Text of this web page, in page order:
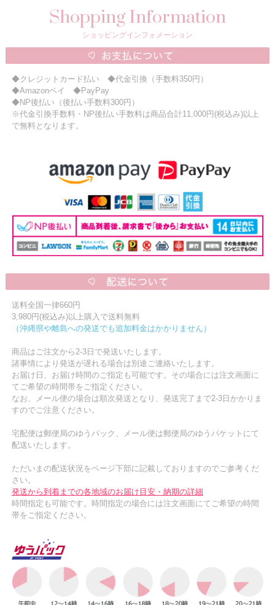
Shopping Information
ショッピングインフォメーション
◆クレジットカード払い ◆代金引換（手数料350円）
◆Amazonペイ ◆PayPay
◆NP後払い（後払い手数料300円）
※代金引換手数料・NP後払い手数料は商品合計11,000円(税込み)以上
で無料となります。
送料全国一律660円
3,980円(税込み)以上購入で送料無料
（沖縄県や離島への発送でも追加料金はかかりません）
商品はご注文から2-3日で発送いたします。
諸事情により発送が遅れる場合は別途ご連絡いたします。
お届け日、お届け時間のご指定も可能です。その場合には注文画面に
てご希望の時間帯をご指定ください。
なお、メール便の場合は順次発送となり、発送完了まで2-3日かかりま
すのでご注意ください。
宅配便は郵便局のゆうパック、メール便は郵便局のゆうパケットにて
配送いたします。
ただいまの配送状況をページ下部に記載しておりますのでご参考くだ
さい。
発送から到着までの各地域のお届け目安・納期の詳細
時間指定も可能です。時間指定の場合には注文画面にてご希望の時間
帯をご指定ください。